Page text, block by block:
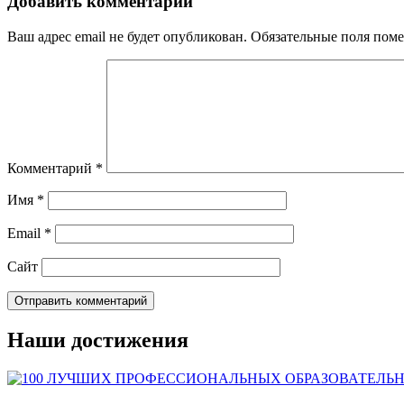
Ваш адрес email не будет опубликован. Обязательные поля
Комментарий *
Имя *
Email *
Сайт
Наши достижения